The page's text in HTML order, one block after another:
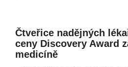
Čtveřice nadějných
ceny Discovery Award
medicíně